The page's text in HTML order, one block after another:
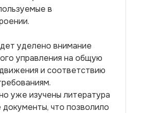
в
уделено внимание
управления на общую
и соответствию
уже изучены литература
что позволило